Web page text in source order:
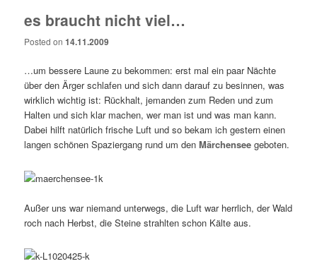
es braucht nicht viel…
Posted on14.11.2009
…um bessere Laune zu bekommen: erst mal ein paar Nächte
über den Ärger schlafen und sich dann darauf zu besinnen, was
wirklich wichtig ist: Rückhalt, jemanden zum Reden und zum
Halten und sich klar machen, wer man ist und was man kann.
Dabei hilft natürlich frische Luft und so bekam ich gestern einen
langen schönen Spaziergang rund um denMärchensee geboten.
Außer uns war niemand unterwegs, die Luft war herrlich, der Wald
roch nach Herbst, die Steine strahlten schon Kälte aus.